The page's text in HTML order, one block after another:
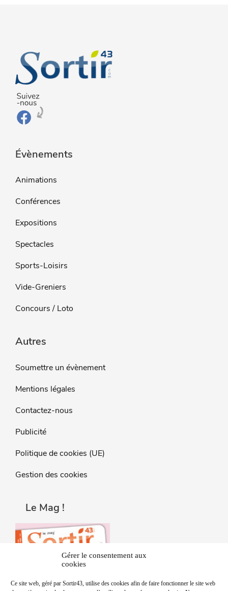
Gérer le consentement aux
cookies
Ce site web, géré par Sortir43, utilise des cookies afin de faire fonctionner le site web
Évènements
Animations
Conférences
Expositions
Spectacles
Sports-Loisirs
Vide-Greniers
Concours / Loto
Autres
Soumettre un évènement
Mentions légales
Contactez-nous
Publicité
Politique de cookies (UE)
Gestion des cookies
Le Mag !